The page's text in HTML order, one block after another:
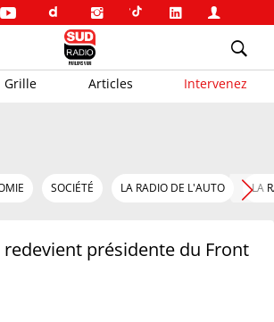
Grille Articles Intervenez
SOCIÉTÉ LA RADIO DE L'AUTO LA
redevient présidente du Front